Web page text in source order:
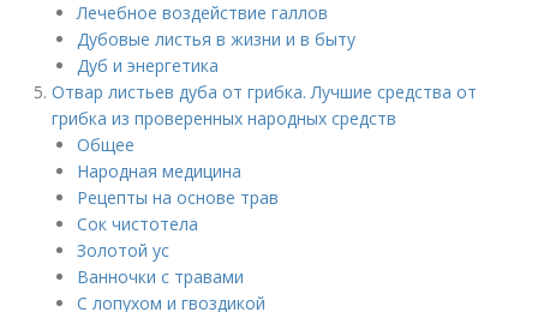
Лечебное воздействие галлов
Дубовые листья в жизни и в быту
Дуб и энергетика
Отвар листьев дуба от грибка. Лучшие средства от
грибка из проверенных народных средств
Общее
Народная медицина
Рецепты на основе трав
Сок чистотела
Золотой ус
Ванночки с травами
С лопухом и гвоздикой